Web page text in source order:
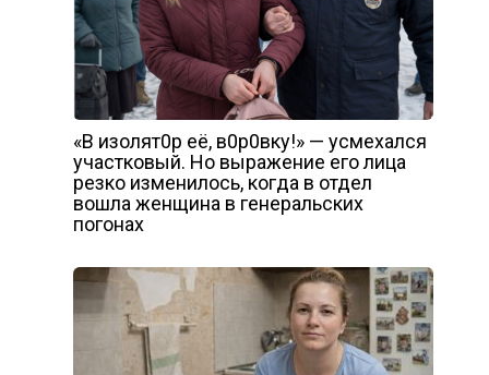
«В изолят0р её, в0р0вку!» — усмехался
участковый. Но выражение его лица
резко изменилось, когда в отдел
вошла женщина в генеральских
погонах